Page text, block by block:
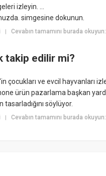
izleyin. ...
simgesine dokunun.
| Cevabın tamamını burada
takip edilir mi?
çocukları ve evcil hayvanları
ürün pazarlama başkan
söylüyor.
| Cevabın tamamını burada